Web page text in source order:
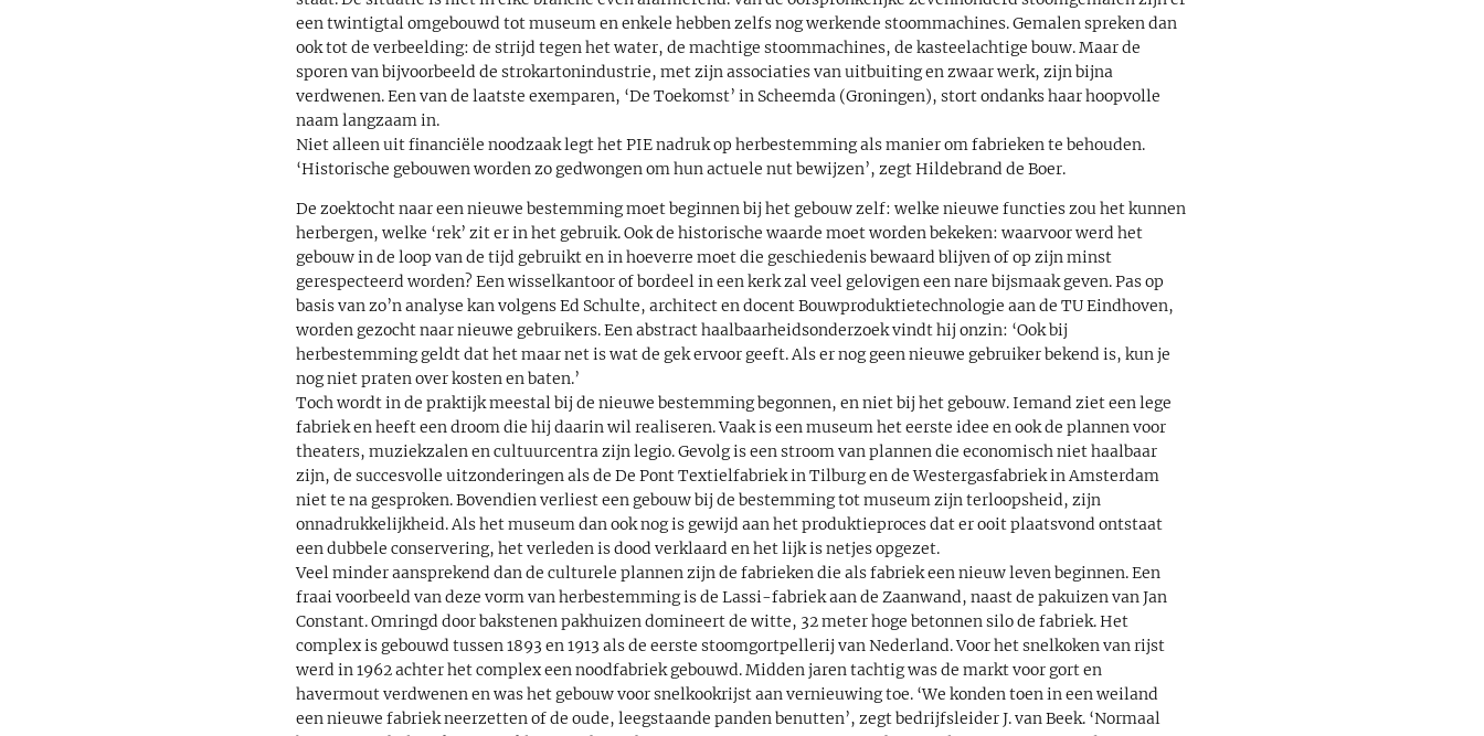
een twintigtal omgebouwd tot museum en enkele hebben zelfs nog werkende stoommachines. Gemalen spreken dan
ook tot de verbeelding: de strijd tegen het water, de machtige stoommachines, de kasteelachtige bouw. Maar de
sporen van bijvoorbeeld de strokartonindustrie, met zijn associaties van uitbuiting en zwaar werk, zijn bijna
verdwenen. Een van de laatste exemparen, ‘De Toekomst’ in Scheemda (Groningen), stort ondanks haar hoopvolle
naam langzaam in.
Niet alleen uit financiële noodzaak legt het PIE nadruk op herbestemming als manier om fabrieken te behouden.
‘Historische gebouwen worden zo gedwongen om hun actuele nut bewijzen’, zegt Hildebrand de Boer.
De zoektocht naar een nieuwe bestemming moet beginnen bij het gebouw zelf: welke nieuwe functies zou het kunnen
herbergen, welke ‘rek’ zit er in het gebruik. Ook de historische waarde moet worden bekeken: waarvoor werd het
gebouw in de loop van de tijd gebruikt en in hoeverre moet die geschiedenis bewaard blijven of op zijn minst
gerespecteerd worden? Een wisselkantoor of bordeel in een kerk zal veel gelovigen een nare bijsmaak geven. Pas op
basis van zo’n analyse kan volgens Ed Schulte, architect en docent Bouwproduktietechnologie aan de TU Eindhoven,
worden gezocht naar nieuwe gebruikers. Een abstract haalbaarheidsonderzoek vindt hij onzin: ‘Ook bij
herbestemming geldt dat het maar net is wat de gek ervoor geeft. Als er nog geen nieuwe gebruiker bekend is, kun je
nog niet praten over kosten en baten.’
Toch wordt in de praktijk meestal bij de nieuwe bestemming begonnen, en niet bij het gebouw. Iemand ziet een lege
fabriek en heeft een droom die hij daarin wil realiseren. Vaak is een museum het eerste idee en ook de plannen voor
theaters, muziekzalen en cultuurcentra zijn legio. Gevolg is een stroom van plannen die economisch niet haalbaar
zijn, de succesvolle uitzonderingen als de De Pont Textielfabriek in Tilburg en de Westergasfabriek in Amsterdam
niet te na gesproken. Bovendien verliest een gebouw bij de bestemming tot museum zijn terloopsheid, zijn
onnadrukkelijkheid. Als het museum dan ook nog is gewijd aan het produktieproces dat er ooit plaatsvond ontstaat
een dubbele conservering, het verleden is dood verklaard en het lijk is netjes opgezet.
Veel minder aansprekend dan de culturele plannen zijn de fabrieken die als fabriek een nieuw leven beginnen. Een
fraai voorbeeld van deze vorm van herbestemming is de Lassi-fabriek aan de Zaanwand, naast de pakuizen van Jan
Constant. Omringd door bakstenen pakhuizen domineert de witte, 32 meter hoge betonnen silo de fabriek. Het
complex is gebouwd tussen 1893 en 1913 als de eerste stoomgortpellerij van Nederland. Voor het snelkoken van rijst
werd in 1962 achter het complex een noodfabriek gebouwd. Midden jaren tachtig was de markt voor gort en
havermout verdwenen en was het gebouw voor snelkookrijst aan vernieuwing toe. ‘We konden toen in een weiland
een nieuwe fabriek neerzetten of de oude, leegstaande panden benutten’, zegt bedrijfsleider J. van Beek. ‘Normaal